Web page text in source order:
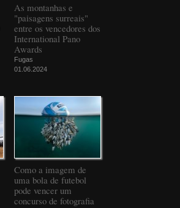
As montanhas e
"paisagens surreais"
entre os vencedores dos
International Pano
Awards
Fugas
01.06.2024
Como a imagem de
uma bola de futebol
pode vencer um
concurso de fotografia